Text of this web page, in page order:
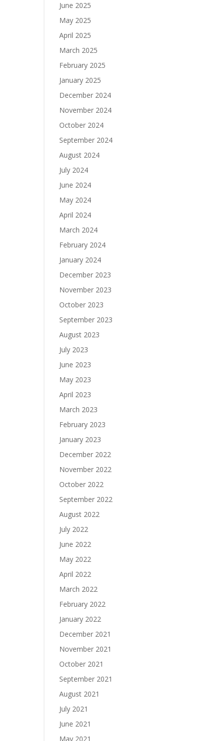
June 2025
May 2025
April 2025
March 2025
February 2025
January 2025
December 2024
November 2024
October 2024
September 2024
August 2024
July 2024
June 2024
May 2024
April 2024
March 2024
February 2024
January 2024
December 2023
November 2023
October 2023
September 2023
August 2023
July 2023
June 2023
May 2023
April 2023
March 2023
February 2023
January 2023
December 2022
November 2022
October 2022
September 2022
August 2022
July 2022
June 2022
May 2022
April 2022
March 2022
February 2022
January 2022
December 2021
November 2021
October 2021
September 2021
August 2021
July 2021
June 2021
May 2021